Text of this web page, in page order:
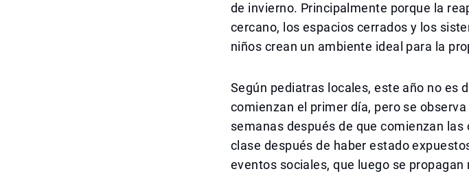
de invierno. Principalmente porque la
cercano, los espacios cerrados y los
niños crean un ambiente ideal para la
Según pediatras locales, este año no es
comienzan el primer día, pero se
semanas después de que comienzan
clase después de haber estado
eventos sociales, que luego se